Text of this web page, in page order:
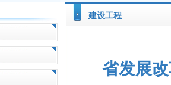
建设工程
省发展